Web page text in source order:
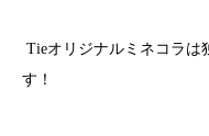
Tieオリジナルミネコラは
す！